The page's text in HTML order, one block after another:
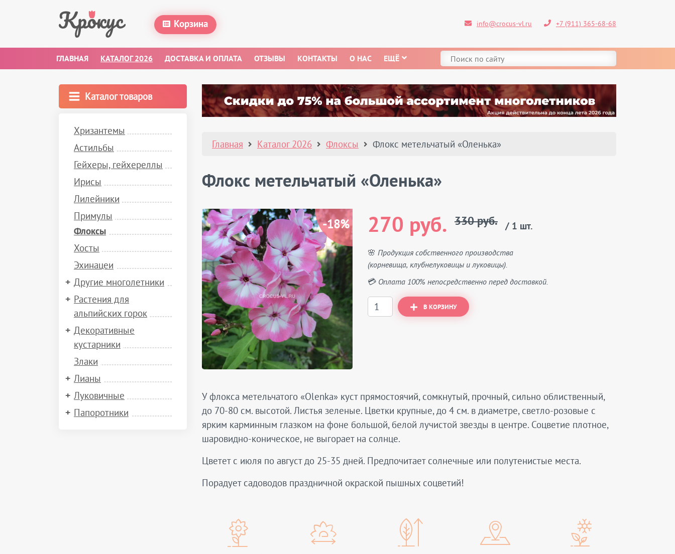
Корзина info@crocus-vl.ru +7 (911) 365-68-68
ГЛАВНАЯ КАТАЛОГ 2026 ДОСТАВКА И ОПЛАТА ОТЗЫВЫ КОНТАКТЫ О НАС ЕЩЁ
Каталог товаров
Хризантемы
Астильбы
Гейхеры, гейхереллы
Ирисы
Лилейники
Примулы
Флоксы
Хосты
Эхинацеи
Другие многолетники
Растения для
альпийских горок
Декоративные
кустарники
Злаки
Лианы
Луковичные
Папоротники
Главная Каталог 2026 Флоксы Флокс метельчатый «Оленька»
Флокс метельчатый «Оленька»
-18% 270 руб. 330 руб. / 1 шт.
🌸 Продукция собственного производства
(корневища, клубнелуковицы и луковицы).
💳 Оплата 100% непосредственно перед доставкой.
В КОРЗИНУ
У флокса метельчатого «Olenka» куст прямостоячий, сомкнутый, прочный, сильно облиственный,
до 70-80 см. высотой. Листья зеленые. Цветки крупные, до 4 см. в диаметре, светло-розовые с
ярким карминным глазком на фоне большой, белой лучистой звезды в центре. Соцветие плотное,
шаровидно-коническое, не выгорает на солнце.
Цветет с июля по август до 25-35 дней. Предпочитает солнечные или полутенистые места.
Порадует садоводов праздничной окраской пышных соцветий!